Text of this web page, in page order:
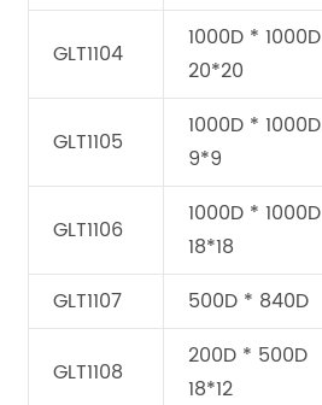
GLT1104
1000D * 1000D
20*20
GLT1105
1000D * 1000D
9*9
GLT1106
1000D * 1000D
18*18
GLT1107 500D * 840D
GLT1108
200D * 500D
18*12